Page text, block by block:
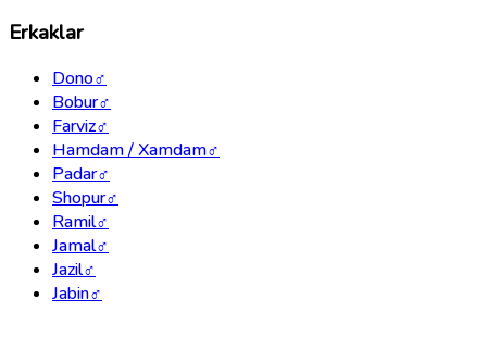
Erkaklar
Dono♂
Bobur♂
Farviz♂
Hamdam / Xamdam♂
Padar♂
Shopur♂
Ramil♂
Jamal♂
Jazil♂
Jabin♂